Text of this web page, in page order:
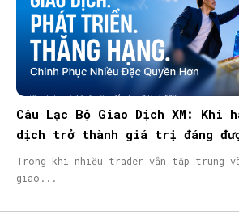
Câu Lạc Bộ Giao Dịch XM: Khi
dịch trở thành giá trị đáng
Trong khi nhiều trader vẫn tập trung
giao...